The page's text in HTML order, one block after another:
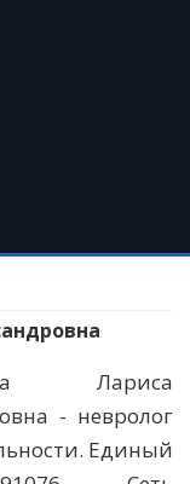
Лариса
- невролог
Единый